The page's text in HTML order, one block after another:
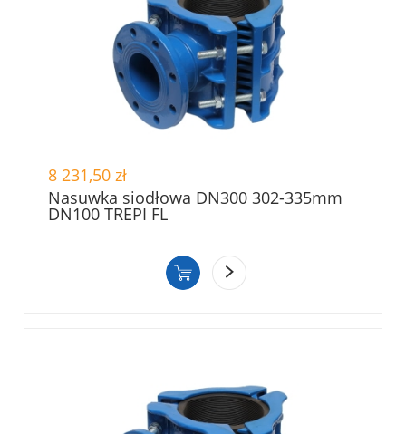
8 231,50 zł
Nasuwka siodłowa DN300 302-335mm
DN100 TREPI FL